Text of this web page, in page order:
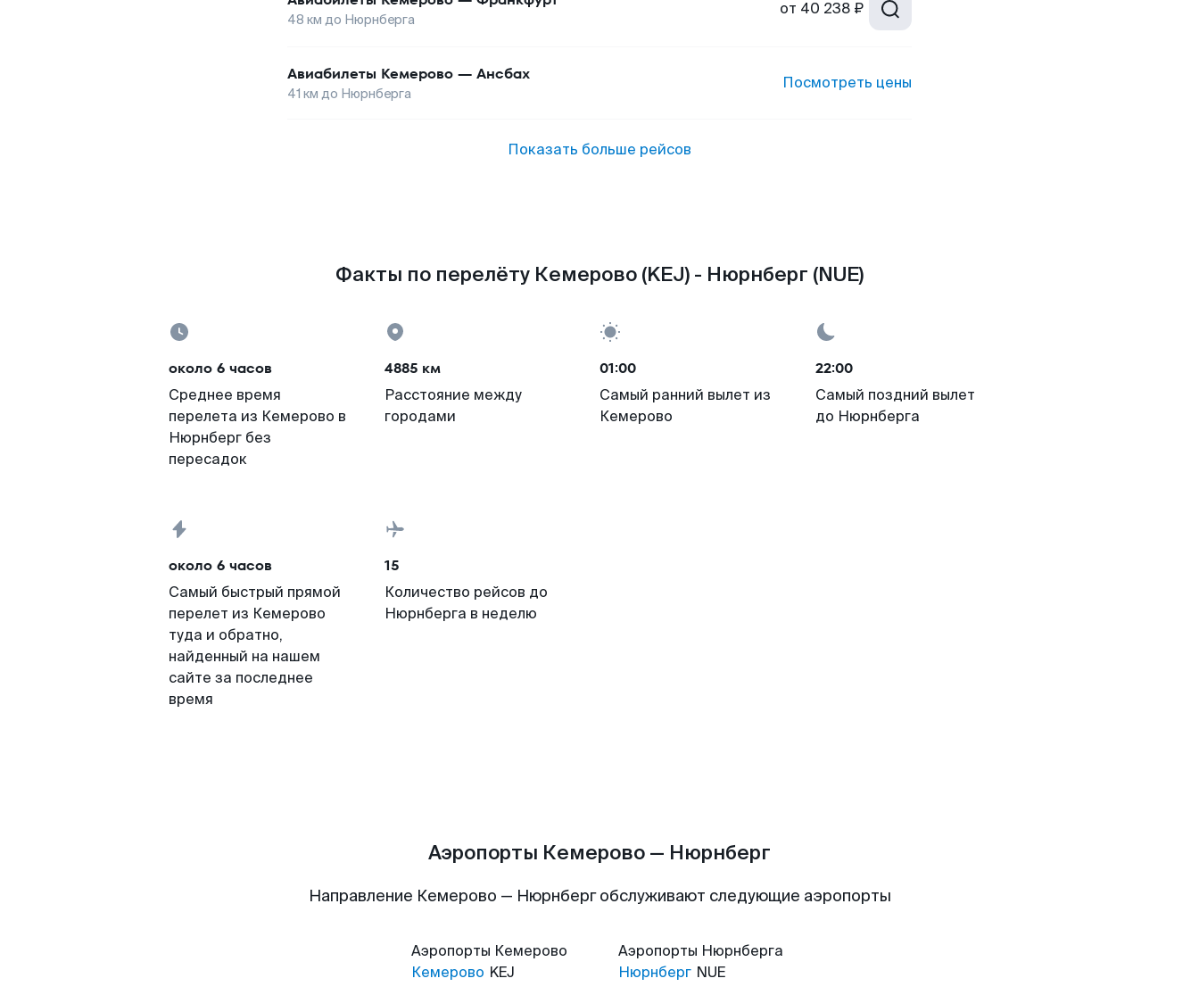
48 км до Нюрнберга
от 40 238 ₽
Авиабилеты Кемерово — Ансбах
41 км до Нюрнберга
Посмотреть цены
Показать больше рейсов
Факты по перелёту Кемерово (KEJ) - Нюрнберг (NUE)
около 6 часов
Среднее время
перелета из Кемерово в
Нюрнберг без
пересадок
4885 км
Расстояние между
городами
01:00
Самый ранний вылет из
Кемерово
22:00
Самый поздний вылет
до Нюрнберга
около 6 часов
Самый быстрый прямой
перелет из Кемерово
туда и обратно,
найденный на нашем
сайте за последнее
время
15
Количество рейсов до
Нюрнберга в неделю
Аэропорты Кемерово — Нюрнберг
Направление Кемерово — Нюрнберг обслуживают следующие аэропорты
Аэропорты Кемерово
Кемерово KEJ
Аэропорты Нюрнберга
Нюрнберг NUE